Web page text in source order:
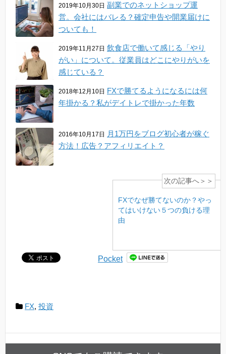
2019年10月30日 副業でのネットショップ運
営。会社にはバレる？確定申告や開業届けに
ついても！
2019年11月27日 飲食店で働いて感じる「やり
がい」について。従業員はどこにやりがいを
感じている？
2018年12月10日 FXで勝てるようになるには何
年掛かる？私がデイトレで掛かった年数
2016年10月17日
月1万円をブログ初心者が稼ぐ
方法！広告？アフィリエイト？
次の記事へ＞＞
FXでなぜ勝てないのか？やっ
てはいけない５つの負ける理
由
Pocket
FX, 投資